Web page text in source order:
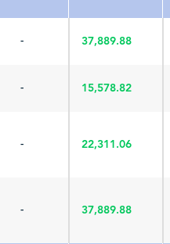
37,889.88
-
15,578.82
-
22,311.06
-
37,889.88
-